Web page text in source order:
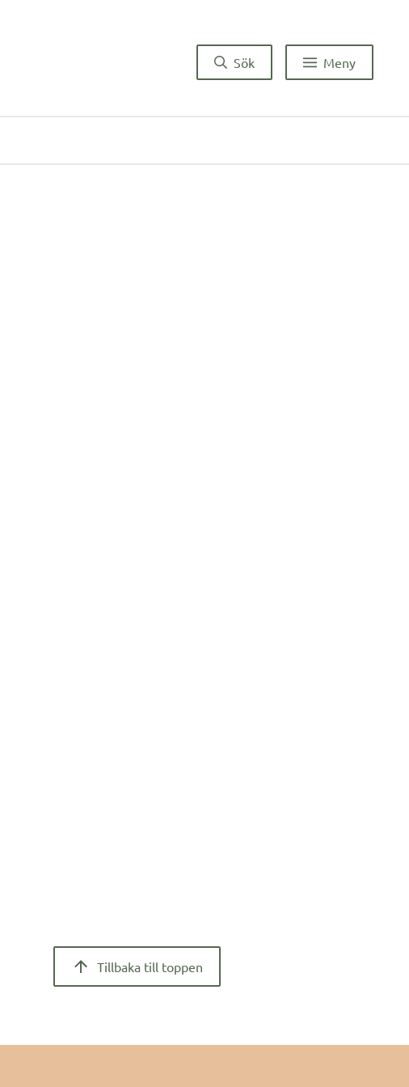
Sök Meny
Tillbaka till toppen